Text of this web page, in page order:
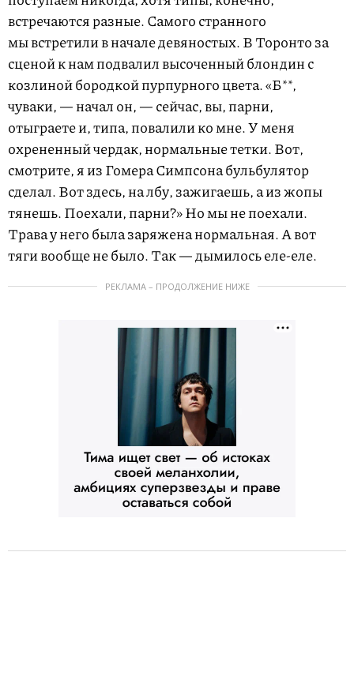
встречаются разные. Самого странного
мы встретили в начале девяностых. В Торонто за
сценой к нам подвалил высоченный блондин с
козлиной бородкой пурпурного цвета. «Б**,
чуваки, — начал он, — сейчас, вы, парни,
отыграете и, типа, повалили ко мне. У меня
охрененный чердак, нормальные тетки. Вот,
смотрите, я из Гомера Симпсона бульбулятор
сделал. Вот здесь, на лбу, зажигаешь, а из жопы
тянешь. Поехали, парни?» Но мы не поехали.
Трава у него была заряжена нормальная. А вот
тяги вообще не было. Так — дымилось еле-еле.
РЕКЛАМА – ПРОДОЛЖЕНИЕ НИЖЕ